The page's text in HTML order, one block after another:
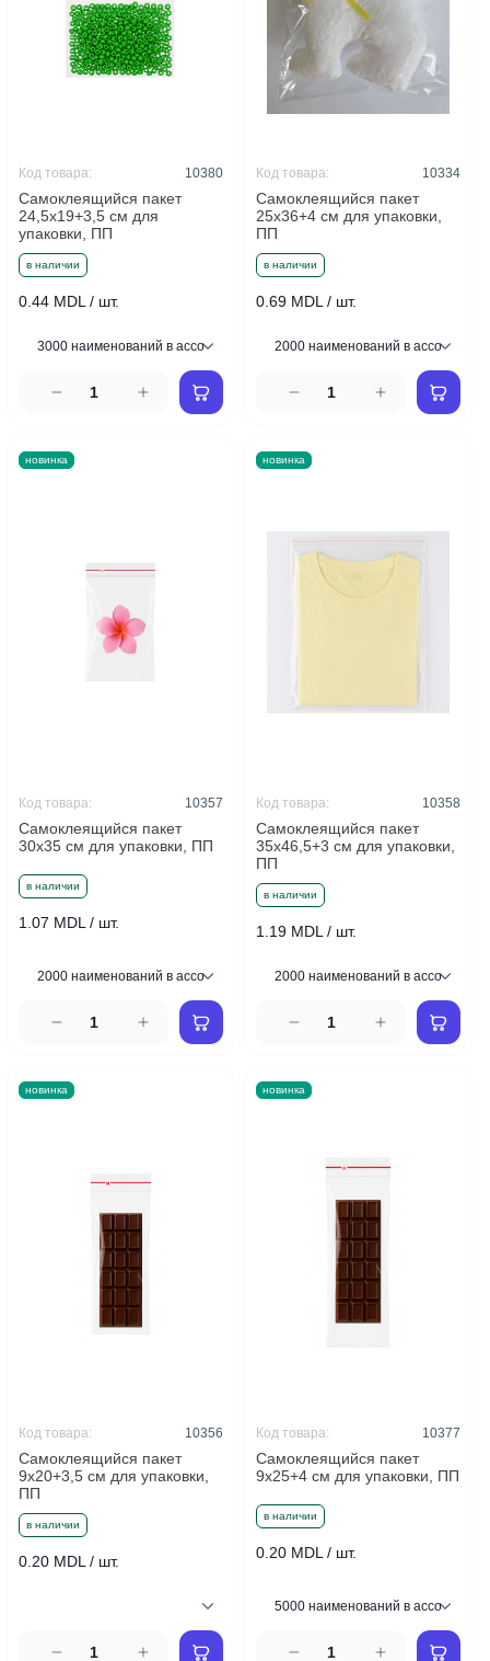
в наличии
Самоклеящийся пакет
24,5x19+3,5 см для
упаковки, ПП
Код товара: 10380
0.44 MDL / шт.
в наличии
Самоклеящийся пакет
25x36+4 см для упаковки,
ПП
Код товара: 10334
0.69 MDL / шт.
новинка
в наличии
Самоклеящийся пакет
30x35 см для упаковки, ПП
Код товара: 10357
1.07 MDL / шт.
новинка
в наличии
Самоклеящийся пакет
35x46,5+3 см для упаковки,
ПП
Код товара: 10358
1.19 MDL / шт.
новинка
в наличии
Самоклеящийся пакет
9x20+3,5 см для упаковки,
ПП
Код товара: 10356
0.20 MDL / шт.
новинка
в наличии
Самоклеящийся пакет
9x25+4 см для упаковки, ПП
Код товара: 10377
0.20 MDL / шт.